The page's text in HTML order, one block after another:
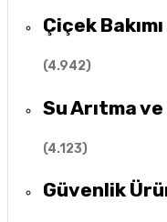
Çiçek
(4.942)
Su Arıtma
(4.123)
Güvenlik